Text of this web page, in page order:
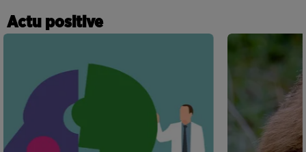
Actu positive